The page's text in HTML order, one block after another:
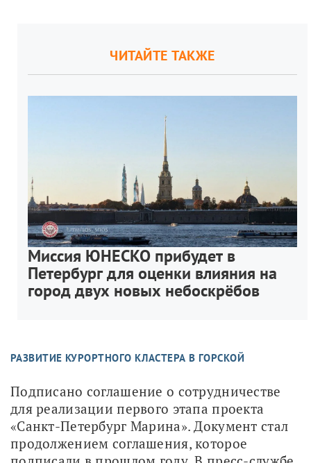
ЧИТАЙТЕ ТАКЖЕ
Миссия ЮНЕСКО прибудет в
Петербург для оценки влияния на
город двух новых небоскрёбов
РАЗВИТИЕ КУРОРТНОГО КЛАСТЕРА В ГОРСКОЙ
Подписано соглашение о сотрудничестве
для реализации первого этапа проекта
«Санкт-Петербург Марина». Документ стал
продолжением соглашения, которое